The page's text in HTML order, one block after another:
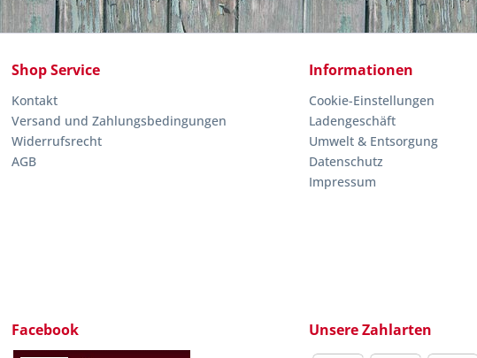
Shop Service
Kontakt
Versand und Zahlungsbedingungen
Widerrufsrecht
AGB
Informationen
Cookie-Einstellungen
Ladengeschäft
Umwelt & Entsorgung
Datenschutz
Impressum
Facebook Unsere Zahlarten